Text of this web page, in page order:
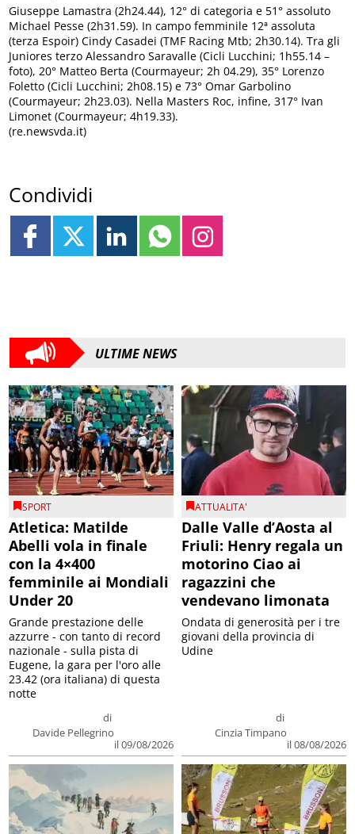
Giuseppe Lamastra (2h24.44), 12° di categoria e 51° assoluto
Michael Pesse (2h31.59). In campo femminile 12ª assoluta
(terza Espoir) Cindy Casadei (TMF Racing Mtb; 2h30.14). Tra gli
Juniores terzo Alessandro Saravalle (Cicli Lucchini; 1h55.14 –
foto), 20° Matteo Berta (Courmayeur; 2h 04.29), 35° Lorenzo
Foletto (Cicli Lucchini; 2h08.15) e 73° Omar Garbolino
(Courmayeur; 2h23.03). Nella Masters Roc, infine, 317° Ivan
Limonet (Courmayeur; 4h19.33).
(re.newsvda.it)
Condividi
ULTIME NEWS
SPORT
Atletica: Matilde
Abelli vola in finale
con la 4×400
femminile ai Mondiali
Under 20
di
Davide Pellegrino
il 09/08/2026
Grande prestazione delle
azzurre - con tanto di record
nazionale - sulla pista di
Eugene, la gara per l'oro alle
23.42 (ora italiana) di questa
notte
ATTUALITA'
Dalle Valle d’Aosta al
Friuli: Henry regala un
motorino Ciao ai
ragazzini che
vendevano limonata
di
Cinzia Timpano
il 08/08/2026
Ondata di generosità per i tre
giovani della provincia di
Udine